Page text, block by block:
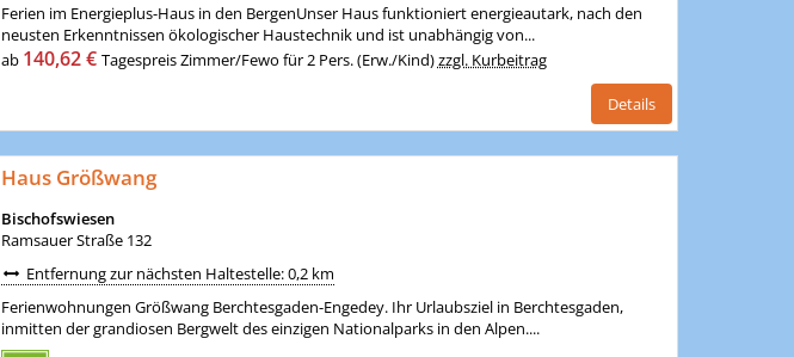
Ferien im Energieplus-Haus in den BergenUnser Haus funktioniert energieautark, nach den
neusten Erkenntnissen ökologischer Haustechnik und ist unabhängig von...
ab 140,62 € Tagespreis Zimmer/Fewo für 2 Pers. (Erw./Kind)zzgl. Kurbeitrag
Details
Haus Größwang
Bischofswiesen
Ramsauer Straße 132
Entfernung zur nächsten Haltestelle: 0,2 km
Ferienwohnungen Größwang Berchtesgaden-Engedey. Ihr Urlaubsziel in Berchtesgaden,
inmitten der grandiosen Bergwelt des einzigen Nationalparks in den Alpen....